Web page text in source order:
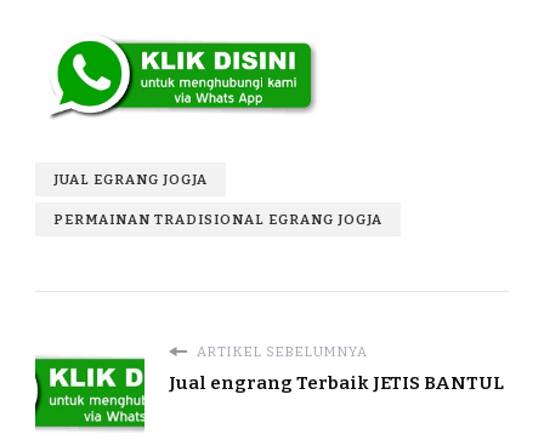
JUAL EGRANG JOGJA
PERMAINAN TRADISIONAL EGRANG JOGJA
ARTIKEL SEBELUMNYA
Jual engrang Terbaik JETIS BANTUL